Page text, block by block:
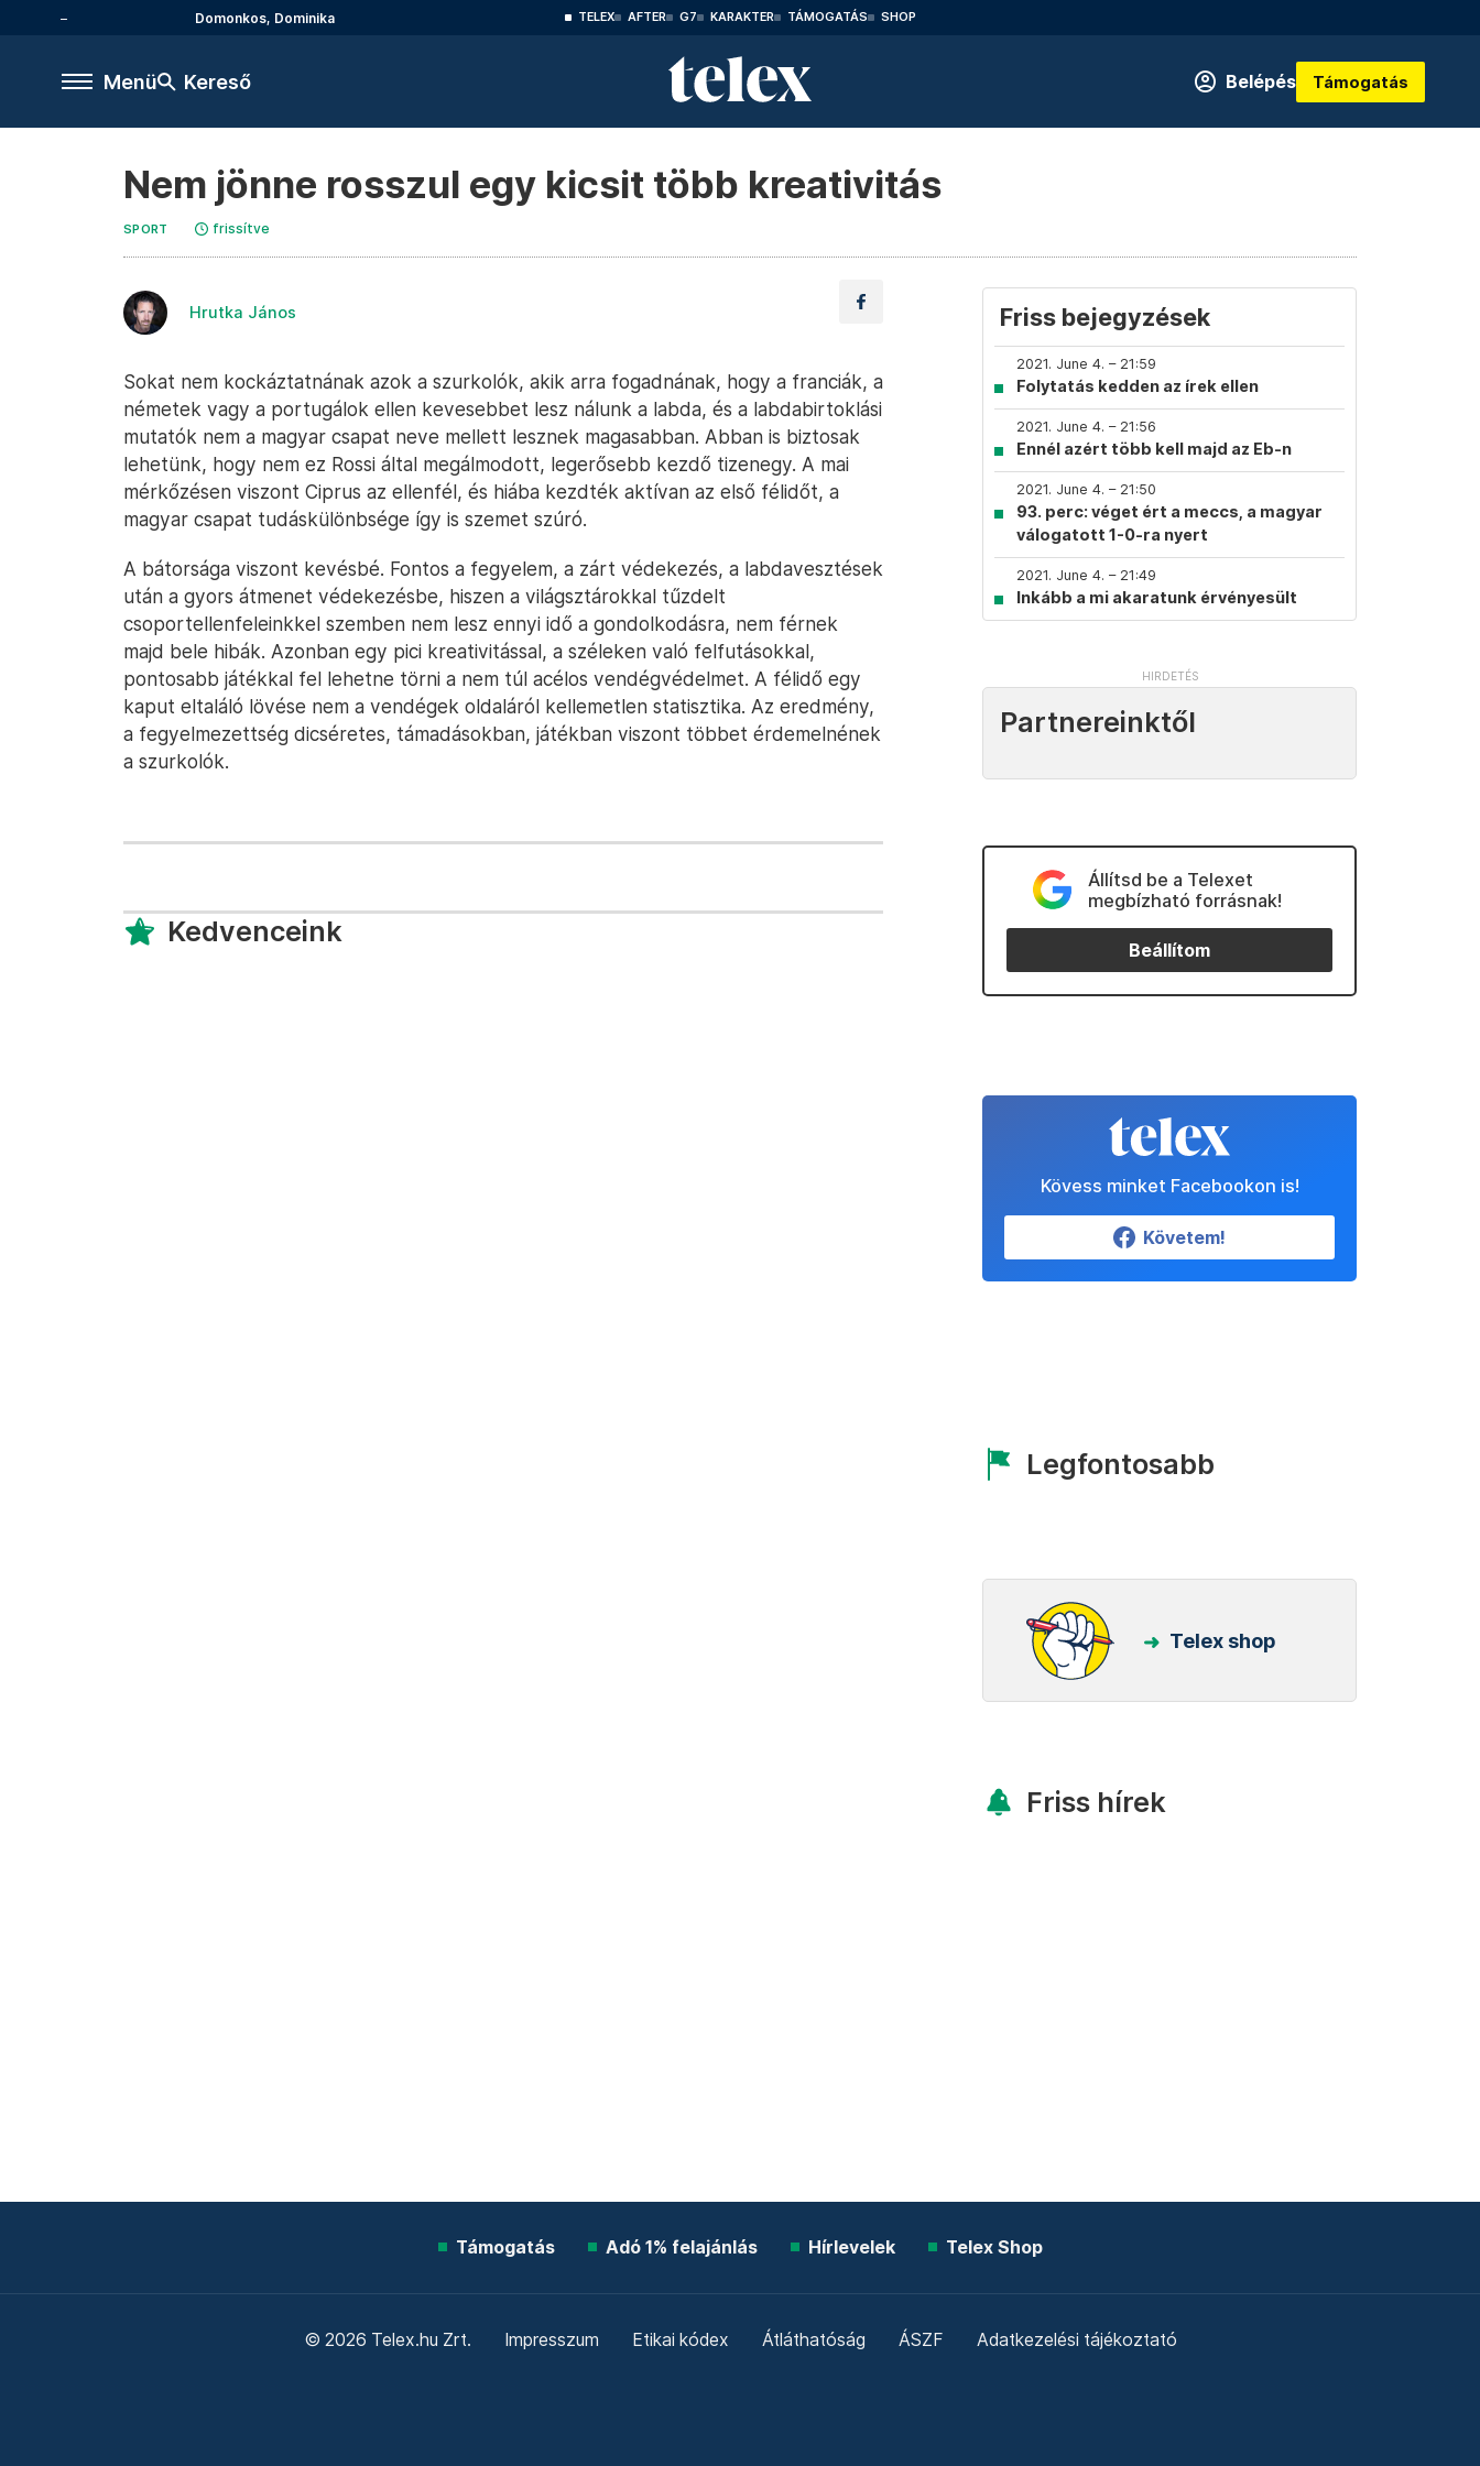
Domonkos, Dominika TELEX AFTER G7 KARAKTER TÁMOGATÁS SHOP
Menü Kereső Belépés Támogatás
Nem jönne rosszul egy kicsit több kreativitás
SPORT frissítve
Hrutka János
Sokat nem kockáztatnának azok a szurkolók, akik arra fogadnának, hogy a franciák, a
németek vagy a portugálok ellen kevesebbet lesz nálunk a labda, és a labdabirtoklási
mutatók nem a magyar csapat neve mellett lesznek magasabban. Abban is biztosak
lehetünk, hogy nem ez Rossi által megálmodott, legerősebb kezdő tizenegy. A mai
mérkőzésen viszont Ciprus az ellenfél, és hiába kezdték aktívan az első félidőt, a
magyar csapat tudáskülönbsége így is szemet szúró.
A bátorsága viszont kevésbé. Fontos a fegyelem, a zárt védekezés, a labdavesztések
után a gyors átmenet védekezésbe, hiszen a világsztárokkal tűzdelt
csoportellenfeleinkkel szemben nem lesz ennyi idő a gondolkodásra, nem férnek
majd bele hibák. Azonban egy pici kreativitással, a széleken való felfutásokkal,
pontosabb játékkal fel lehetne törni a nem túl acélos vendégvédelmet. A félidő egy
kaput eltaláló lövése nem a vendégek oldaláról kellemetlen statisztika. Az eredmény,
a fegyelmezettség dicséretes, támadásokban, játékban viszont többet érdemelnének
a szurkolók.
Kedvenceink
Friss bejegyzések
2021. June 4. – 21:59
Folytatás kedden az írek ellen
2021. June 4. – 21:56
Ennél azért több kell majd az Eb-n
2021. June 4. – 21:50
93. perc: véget ért a meccs, a magyar
válogatott 1-0-ra nyert
2021. June 4. – 21:49
Inkább a mi akaratunk érvényesült
Partnereinktől
Állítsd be a Telexet
megbízható forrásnak!
Beállítom
Kövess minket Facebookon is!
Követem!
Legfontosabb
Telex shop
Friss hírek
Támogatás Adó 1% felajánlás Hírlevelek Telex Shop
© 2026 Telex.hu Zrt. Impresszum Etikai kódex Átláthatóság ÁSZF Adatkezelési tájékoztató